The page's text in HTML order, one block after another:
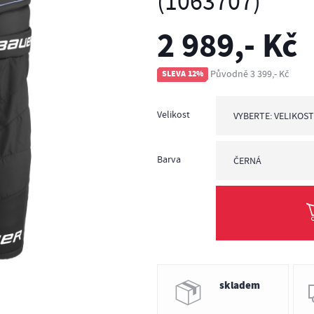
2 989,- Kč
SLEVA 12% Původně 3 399,- Kč
Velikost VYBERTE: VELIKOST
Barva ČERNÁ
skladem